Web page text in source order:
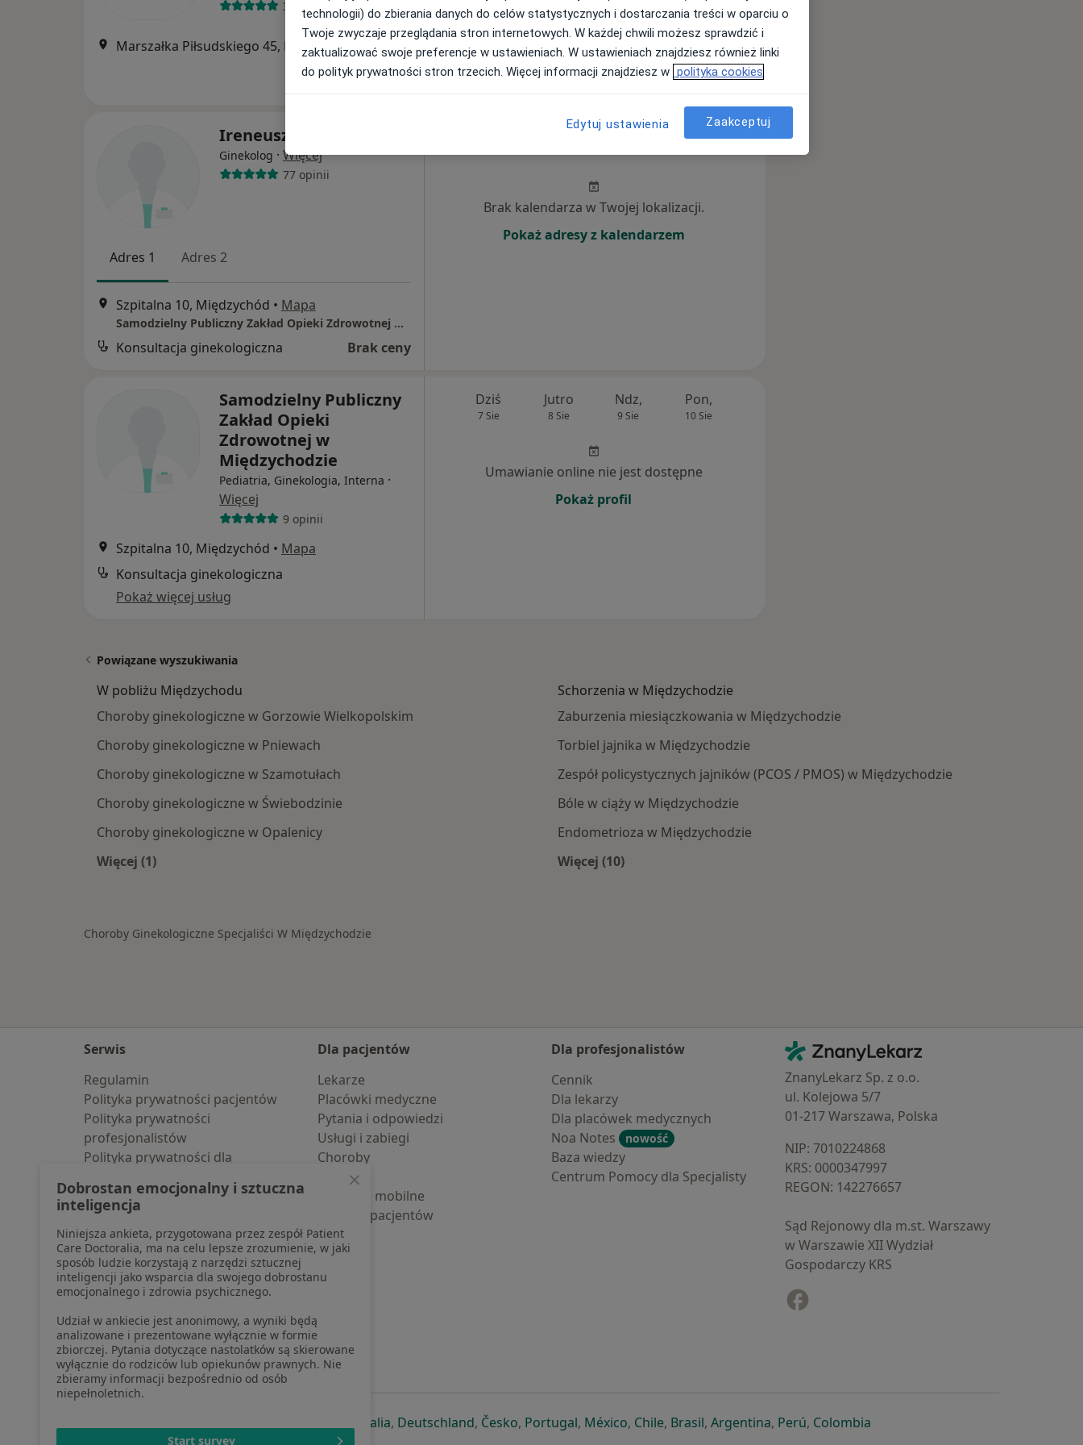
3255 opinii
Marszałka Piłsudskiego 45, Międzychód• Mapa
Pokaż profil
Ireneusz Wójcik
Ginekolog · Więcej
77 opinii
Adres 1 Adres 2
Szpitalna 10, Międzychód • Mapa
Samodzielny Publiczny Zakład Opieki Zdrowotnej w Międzychodzie
Konsultacja ginekologiczna Brak ceny
Pon, Wt,
Brak kalendarza w Twojej lokalizacji.
Pokaż adresy z kalendarzem
Samodzielny Publiczny
Zakład Opieki
Zdrowotnej w
Międzychodzie
Pediatria, Ginekologia, Interna ·
Więcej
9 opinii
Szpitalna 10, Międzychód • Mapa
Konsultacja ginekologiczna
Pokaż więcej usług
Dziś
7 Sie
Jutro
8 Sie
Ndz,
9 Sie
Pon,
10 Sie
Umawianie online nie jest dostępne
Pokaż profil
Powiązane wyszukiwania
W pobliżu Międzychodu
Choroby ginekologiczne w Gorzowie Wielkopolskim
Choroby ginekologiczne w Pniewach
Choroby ginekologiczne w Szamotułach
Choroby ginekologiczne w Świebodzinie
Choroby ginekologiczne w Opalenicy
Więcej (1)
Schorzenia w Międzychodzie
Zaburzenia miesiączkowania w Międzychodzie
Torbiel jajnika w Międzychodzie
Zespół policystycznych jajników (PCOS / PMOS) w Międzychodzie
Bóle w ciąży w Międzychodzie
Endometrioza w Międzychodzie
Więcej (10)
Choroby Ginekologiczne Specjaliści W Międzychodzie
Serwis
Regulamin
Polityka prywatności pacjentów
Polityka prywatności
profesjonalistów
Polityka prywatności dla
pozyskaliśmy samodzielnie
Polityka cookies
Jak działają wyniki wyszukiwania
Dostępność
O nas
Praca Rekrutujemy!
Partnerzy
Centrum prasowe
Kontakt
Dla pacjentów
Lekarze
Placówki medyczne
Pytania i odpowiedzi
Usługi i zabiegi
Choroby
Pomoc
Aplikacje mobilne
Blog dla pacjentów
Dla profesjonalistów
Cennik
Dla lekarzy
Dla placówek medycznych
Noa Notes
nowość
Baza wiedzy
Centrum Pomocy dla Specjalisty
Kontakt
ZnanyLekarz - Strona główna
ZnanyLekarz Sp. z o.o.
ul. Kolejowa 5/7
01-217 Warszawa, Polska
NIP: ⁠7010224868
KRS: ⁠0000347997
REGON: ⁠142276657
Sąd Rejonowy dla m.st. Warszawy
w Warszawie XII Wydział
Gospodarczy KRS
otwiera się w nowej karcie
otwiera się w nowej karcie
otwiera się w nowej karcie
Italiaotwiera się w nowej karcie
, Deutschlandotwiera się w nowej karcie
, Českootwiera się w nowej karcie
, Portugalotwiera się w nowej karcie
, Méxicootwiera się w nowej karcie
, Chileotwiera się w nowej karcie
, Brasilotwiera się w nowej karcie
, Argentinaotwiera się w nowej karcie
, Perúotwiera się w nowej karcie
, Colombiaotwiera się w nowej karcie
technologii) do zbierania danych do celów statystycznych i dostarczania treści w oparciu o
Twoje zwyczaje przeglądania stron internetowych. W każdej chwili możesz sprawdzić i
zaktualizować swoje preferencje w ustawieniach. W ustawieniach znajdziesz również linki
do polityk prywatności stron trzecich. Więcej informacji znajdziesz w polityka cookies
Edytuj ustawienia Zaakceptuj
Dobrostan emocjonalny i sztuczna
inteligencja
Niniejsza ankieta, przygotowana przez zespół Patient
Care Doctoralia, ma na celu lepsze zrozumienie, w jaki
sposób ludzie korzystają z narzędzi sztucznej
inteligencji jako wsparcia dla swojego dobrostanu
emocjonalnego i zdrowia psychicznego.
Udział w ankiecie jest anonimowy, a wyniki będą
analizowane i prezentowane wyłącznie w formie
zbiorczej. Pytania dotyczące nastolatków są skierowane
wyłącznie do rodziców lub opiekunów prawnych. Nie
zbieramy informacji bezpośrednio od osób
niepełnoletnich.
Start survey